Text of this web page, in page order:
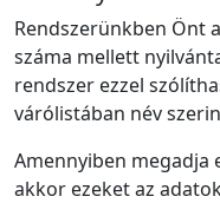
Rendszerünkben Önt a
száma mellett
rendszer ezzel
várólistában név
Amennyiben megadja
akkor ezeket az